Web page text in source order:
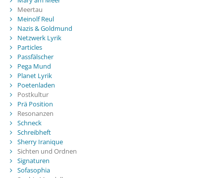
Meertau
Meinolf Reul
Nazis & Goldmund
Netzwerk Lyrik
Particles
Passfälscher
Pega Mund
Planet Lyrik
Poetenladen
Postkultur
Prä Position
Resonanzen
Schneck
Schreibheft
Sherry Iranique
Sichten und Ordnen
Signaturen
Sofasophia